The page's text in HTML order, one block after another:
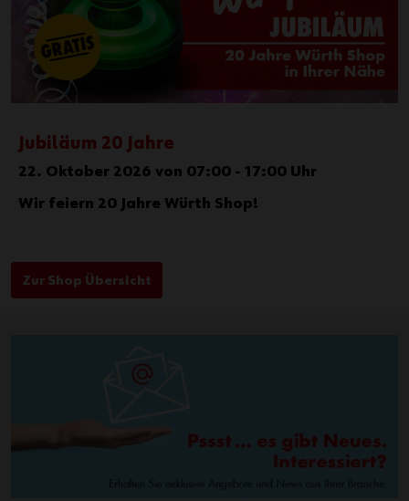
Jubiläum 20 Jahre
22. Oktober 2026 von 07:00 - 17:00 Uhr
Wir feiern 20 Jahre Würth Shop!
Zur Shop Übersicht